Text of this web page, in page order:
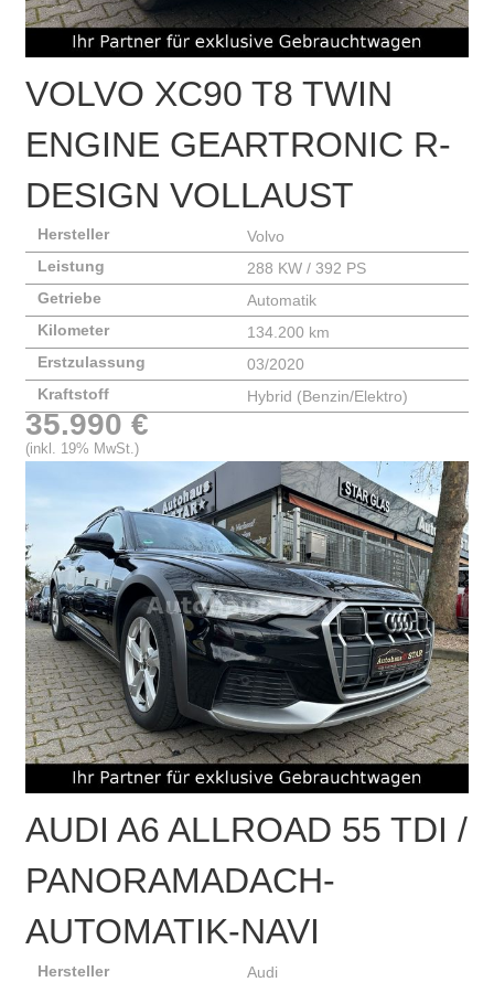
VOLVO XC90 T8 TWIN
ENGINE GEARTRONIC R-
DESIGN VOLLAUST
Hersteller
Volvo
Leistung
288 KW / 392 PS
Getriebe
Automatik
Kilometer
134.200 km
Erstzulassung
03/2020
Kraftstoff
Hybrid (Benzin/Elektro)
35.990 €
(inkl. 19% MwSt.)
AUDI A6 ALLROAD 55 TDI /
PANORAMADACH-
AUTOMATIK-NAVI
Hersteller
Audi